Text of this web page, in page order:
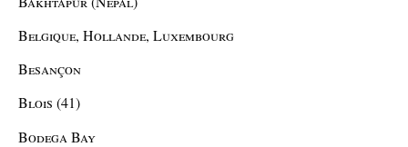
Belgique, Hollande, Luxembourg
Besançon
Blois (41)
Bodega Bay